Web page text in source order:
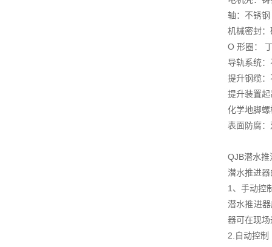
轴：不锈钢
机械密封
O 形圈：
导轨系统
提升钢缆
提升装置
化学地脚
表面防腐
QJB潜水
潜水推进
1、手动控
潜水推进
器可在现
2.自动控制